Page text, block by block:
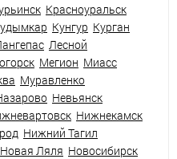
Красноуральск
Кунгур Курган
Лесной
Мегион Миасс
Муравленко
Невьянск
Нижнекамск
Нижний Тагил
Новая Ляля Новосибирск